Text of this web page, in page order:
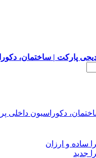
پارکت | ساختمان،
ساده و ارزان
جدید